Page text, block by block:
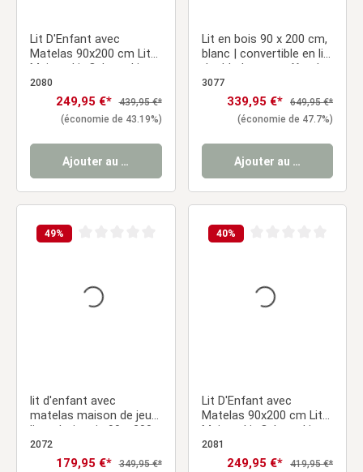
Lit D'Enfant avec
Matelas 90x200 cm Lit
Maison Lit Cabane Lit
Montessori Lit Bois Gris
Tiroir
2080
Prix de vente :
249,95 €* Prix régulier :
439,95 €*
(économie de 43.19%)
Ajouter au panier
Lit en bois 90 x 200 cm,
blanc | convertible en lit
double | avec coffre de
rangement | avec
matelas | lit fonctionnel
Duo-Bett, lit gigogne
3077
Prix de vente :
339,95 €* Prix régulier :
649,95 €*
(économie de 47.7%)
Ajouter au panier
49%
lit d'enfant avec
matelas maison de jeu
lit en bois gris 90 x 200
cm
2072
Prix de vente :
179,95 €* Prix régulier :
349,95 €*
40%
Lit D'Enfant avec
Matelas 90x200 cm Lit
Maison Lit Cabane Lit
Montessori Lit Bois
Blanc Tiroir
2081
Prix de vente :
249,95 €* Prix régulier :
419,95 €*